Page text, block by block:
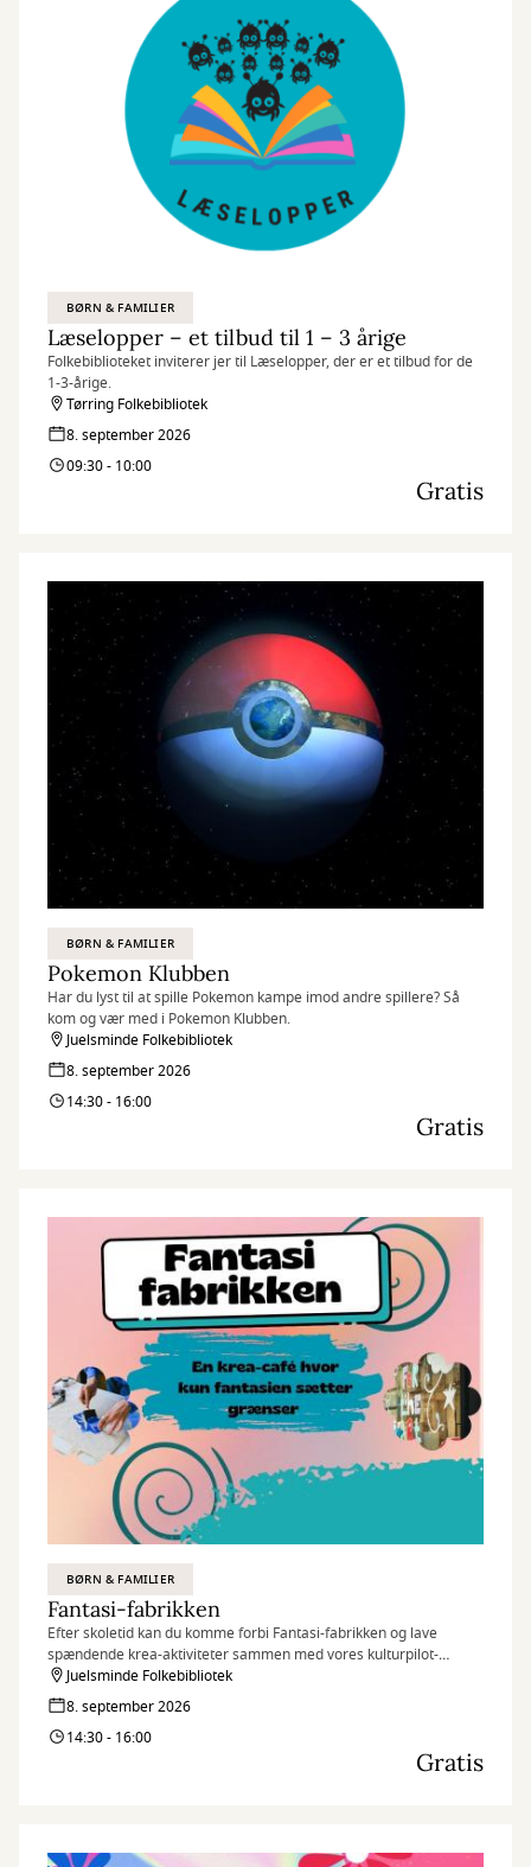
BØRN & FAMILIER
Læselopper – et tilbud til 1 – 3 årige
Folkebiblioteket inviterer jer til Læselopper, der er et tilbud for de
1-3-årige.
Tørring Folkebibliotek
8. september 2026
09:30 - 10:00
Gratis
BØRN & FAMILIER
Pokemon Klubben
Har du lyst til at spille Pokemon kampe imod andre spillere? Så
kom og vær med i Pokemon Klubben.
Juelsminde Folkebibliotek
8. september 2026
14:30 - 16:00
Gratis
BØRN & FAMILIER
Fantasi-fabrikken
Efter skoletid kan du komme forbi Fantasi-fabrikken og lave
spændende krea-aktiviteter sammen med vores kulturpilot-
værter.
Juelsminde Folkebibliotek
8. september 2026
14:30 - 16:00
Gratis